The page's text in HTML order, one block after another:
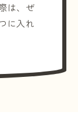
は、ぜ
に入れ